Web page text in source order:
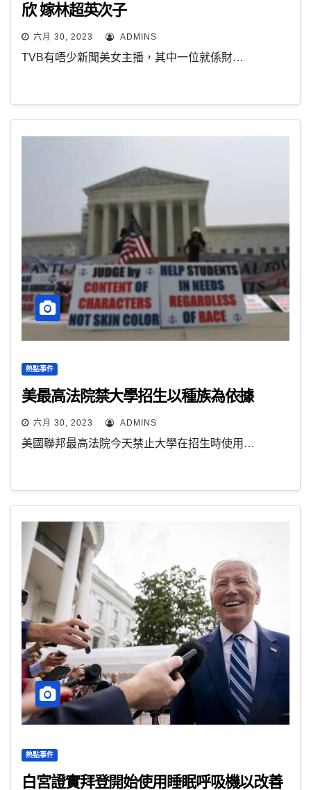
欣 嫁林超英次子
六月 30, 2023 ADMINS
TVB有唔少新聞美女主播，其中一位就係財…
熱點事件
美最高法院禁大學招生以種族為依據
六月 30, 2023 ADMINS
美國聯邦最高法院今天禁止大學在招生時使用…
熱點事件
白宮證實拜登開始使用睡眠呼吸機以改善